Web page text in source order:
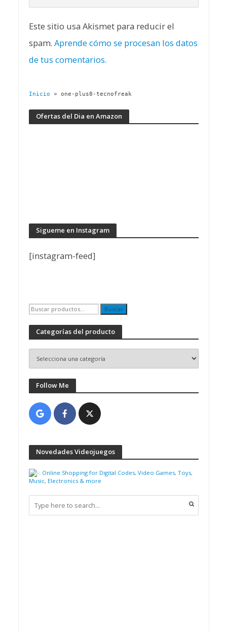
Este sitio usa Akismet para reducir el
spam. Aprende cómo se procesan los datos
de tus comentarios.
Inicio » one-plus8-tecnofreak
Ofertas del Dia en Amazon
Sigueme en Instagram
[instagram-feed]
Buscar
por:
Buscar
Categorías del producto
Follow Me
Novedades Videojuegos